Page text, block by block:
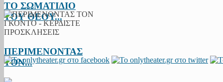
ΤΟ ΣΩΜΑΤΙΔΙΟ
ΤΟΥ ΘΕΟΥ...
ΠΕΡΙΜΕΝΟΝΤΑΣ
ΤΟΝ...